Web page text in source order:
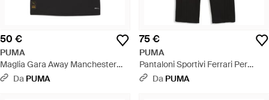
50 €
PUMA
Maglia Gara Away Manchester
City 25/26 Da Donna, Accessori,
Da PUMA
75 €
PUMA
Pantaloni Sportivi Ferrari Per
Ragazzi, Accessori, Nero - Nero
Da PUMA